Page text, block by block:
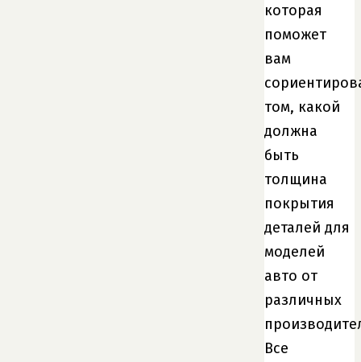
которая
поможет
вам
том, какой
должна
быть
толщина
покрытия
деталей для
моделей
авто от
различных
Все